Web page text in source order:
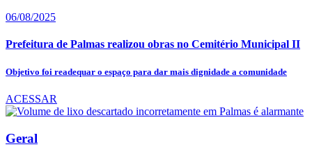
06/08/2025
Prefeitura de Palmas realizou obras no Cemitério Municipal II
Objetivo foi readequar o espaço para dar mais dignidade a comunidade
ACESSAR
Geral